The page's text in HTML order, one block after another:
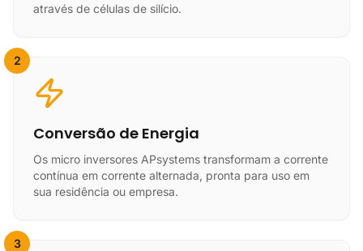
através de células de silício.
2
Conversão de Energia
Os micro inversores APsystems transformam a corrente
contínua em corrente alternada, pronta para uso em
sua residência ou empresa.
3